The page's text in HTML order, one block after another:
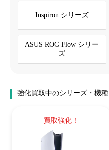
Inspiron シリーズ
ASUS ROG Flow シリー
ズ
強化買取中のシリーズ・機種
買取強化！